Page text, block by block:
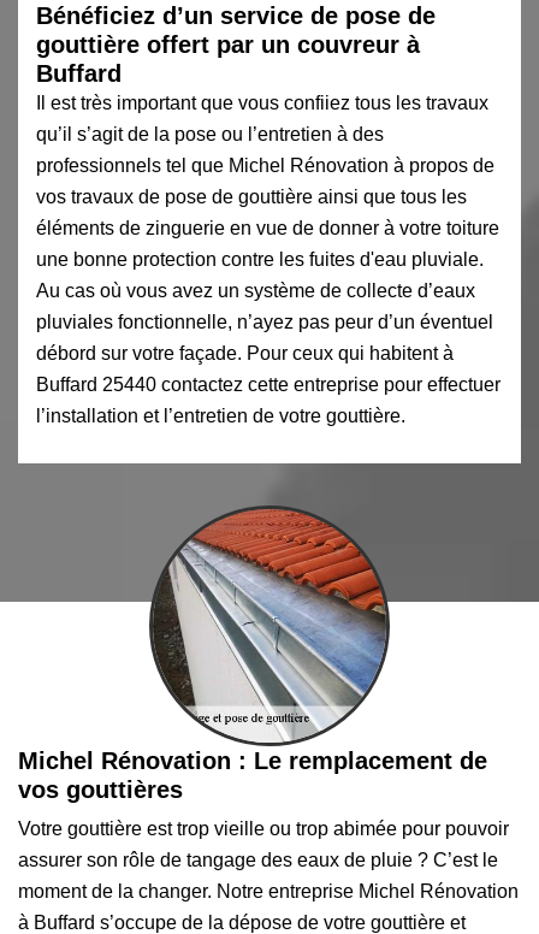
Bénéficiez d’un service de pose de
gouttière offert par un couvreur à
Buffard
Il est très important que vous confiiez tous les travaux
qu’il s’agit de la pose ou l’entretien à des
professionnels tel que Michel Rénovation à propos de
vos travaux de pose de gouttière ainsi que tous les
éléments de zinguerie en vue de donner à votre toiture
une bonne protection contre les fuites d'eau pluviale.
Au cas où vous avez un système de collecte d’eaux
pluviales fonctionnelle, n’ayez pas peur d’un éventuel
débord sur votre façade. Pour ceux qui habitent à
Buffard 25440 contactez cette entreprise pour effectuer
l’installation et l’entretien de votre gouttière.
Michel Rénovation : Le remplacement de
vos gouttières
Votre gouttière est trop vieille ou trop abimée pour pouvoir
assurer son rôle de tangage des eaux de pluie ? C’est le
moment de la changer. Notre entreprise Michel Rénovation
à Buffard s’occupe de la dépose de votre gouttière et